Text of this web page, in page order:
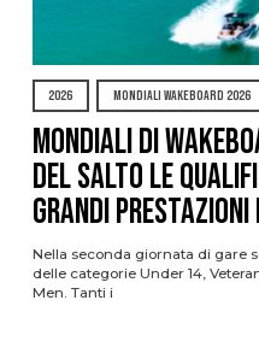
2026 MONDIALI WAKEBOARD 2026
Mondiali di
del Salto le
grandi
Nella seconda giornata di gare
delle categorie Under 14,
Men. Tanti i